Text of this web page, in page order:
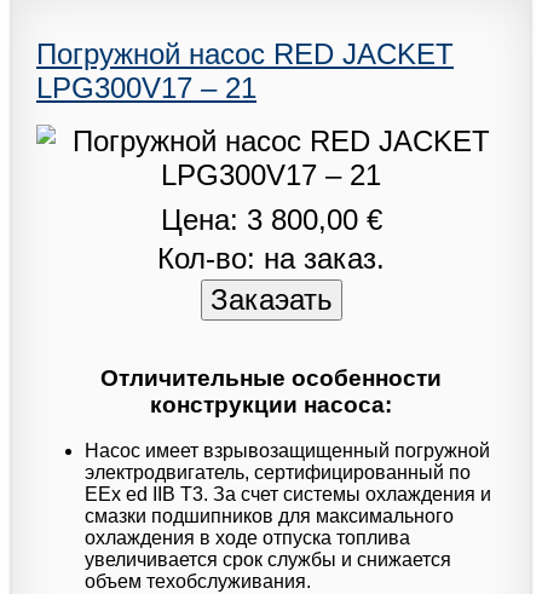
Погружной насос RED JACKET
LPG300V17 – 21
Цена: 3 800,00 €
Кол-во: на заказ.
Отличительные особенности
конструкции насоса:
Насос имеет взрывозащищенный погружной
электродвигатель, сертифицированный по
EEx ed IIB T3. За счет системы охлаждения и
смазки подшипников для максимального
охлаждения в ходе отпуска топлива
увеличивается срок службы и снижается
объем техобслуживания.